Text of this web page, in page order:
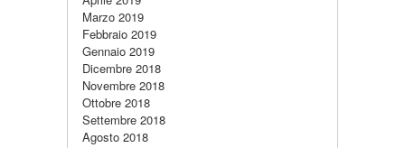
Marzo 2019
Febbraio 2019
Gennaio 2019
Dicembre 2018
Novembre 2018
Ottobre 2018
Settembre 2018
Agosto 2018